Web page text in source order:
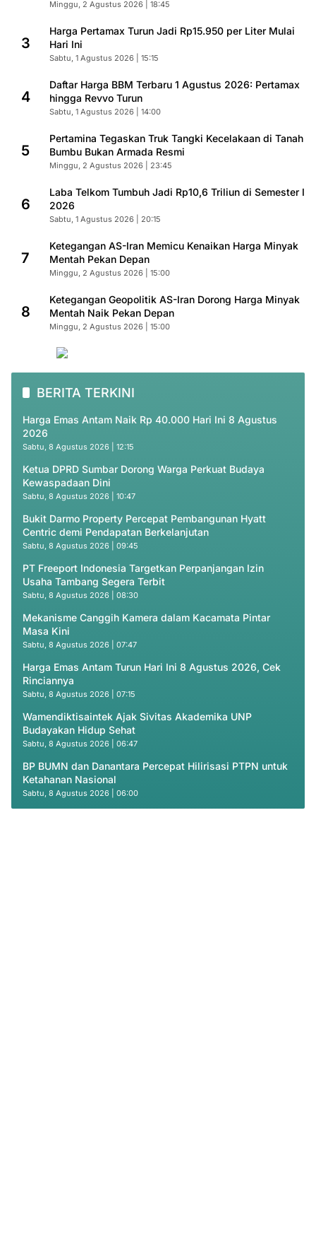
Minggu, 2 Agustus 2026 | 18:45
3
Harga Pertamax Turun Jadi Rp15.950 per Liter Mulai
Hari Ini
Sabtu, 1 Agustus 2026 | 15:15
4
Daftar Harga BBM Terbaru 1 Agustus 2026: Pertamax
hingga Revvo Turun
Sabtu, 1 Agustus 2026 | 14:00
5
Pertamina Tegaskan Truk Tangki Kecelakaan di Tanah
Bumbu Bukan Armada Resmi
Minggu, 2 Agustus 2026 | 23:45
6
Laba Telkom Tumbuh Jadi Rp10,6 Triliun di Semester I
2026
Sabtu, 1 Agustus 2026 | 20:15
7
Ketegangan AS-Iran Memicu Kenaikan Harga Minyak
Mentah Pekan Depan
Minggu, 2 Agustus 2026 | 15:00
8
Ketegangan Geopolitik AS-Iran Dorong Harga Minyak
Mentah Naik Pekan Depan
Minggu, 2 Agustus 2026 | 15:00
BERITA TERKINI
Harga Emas Antam Naik Rp 40.000 Hari Ini 8 Agustus
2026
Sabtu, 8 Agustus 2026 | 12:15
Ketua DPRD Sumbar Dorong Warga Perkuat Budaya
Kewaspadaan Dini
Sabtu, 8 Agustus 2026 | 10:47
Bukit Darmo Property Percepat Pembangunan Hyatt
Centric demi Pendapatan Berkelanjutan
Sabtu, 8 Agustus 2026 | 09:45
PT Freeport Indonesia Targetkan Perpanjangan Izin
Usaha Tambang Segera Terbit
Sabtu, 8 Agustus 2026 | 08:30
Mekanisme Canggih Kamera dalam Kacamata Pintar
Masa Kini
Sabtu, 8 Agustus 2026 | 07:47
Harga Emas Antam Turun Hari Ini 8 Agustus 2026, Cek
Rinciannya
Sabtu, 8 Agustus 2026 | 07:15
Wamendiktisaintek Ajak Sivitas Akademika UNP
Budayakan Hidup Sehat
Sabtu, 8 Agustus 2026 | 06:47
BP BUMN dan Danantara Percepat Hilirisasi PTPN untuk
Ketahanan Nasional
Sabtu, 8 Agustus 2026 | 06:00